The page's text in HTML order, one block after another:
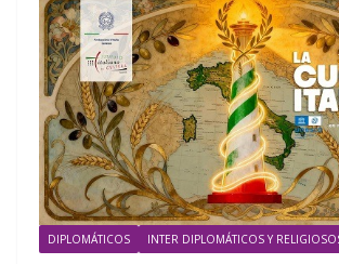
DIPLOMÁTICOS INTER DIPLOMÁTICOS Y